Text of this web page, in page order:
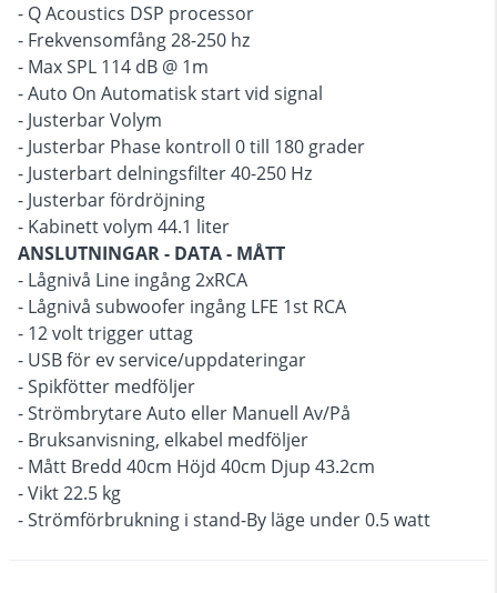
- Q Acoustics DSP processor
- Frekvensomfång 28-250 hz
- Max SPL 114 dB @ 1m
- Auto On Automatisk start vid signal
- Justerbar Volym
- Justerbar Phase kontroll 0 till 180 grader
- Justerbart delningsfilter 40-250 Hz
- Justerbar fördröjning
- Kabinett volym 44.1 liter
ANSLUTNINGAR - DATA - MÅTT
- Lågnivå Line ingång 2xRCA
- Lågnivå subwoofer ingång LFE 1st RCA
- 12 volt trigger uttag
- USB för ev service/uppdateringar
- Spikfötter medföljer
- Strömbrytare Auto eller Manuell Av/På
- Bruksanvisning, elkabel medföljer
- Mått Bredd 40cm Höjd 40cm Djup 43.2cm
- Vikt 22.5 kg
- Strömförbrukning i stand-By läge under 0.5 watt